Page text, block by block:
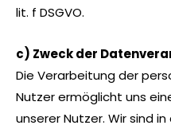
lit. f DSGVO.
c) Zweck der
Die Verarbeitung der
Nutzer ermöglicht uns
unserer Nutzer. Wir sind